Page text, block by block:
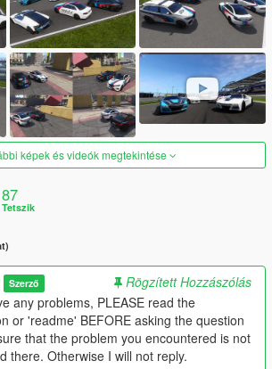
képek és videók megtekintése
87
Tetszik
Szerző
Rögzített Hozzászólás
any problems, PLEASE read the
or 'readme' BEFORE asking the question
that the problem you encountered is not
there. Otherwise I will not reply.